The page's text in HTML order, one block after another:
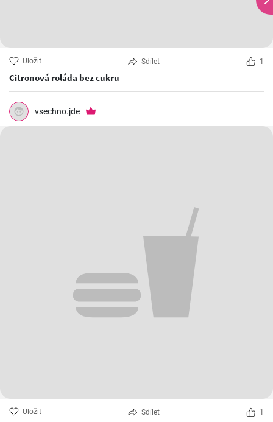
Uložit Sdílet 1
Citronová roláda bez cukru
vsechno.jde
Uložit Sdílet 1